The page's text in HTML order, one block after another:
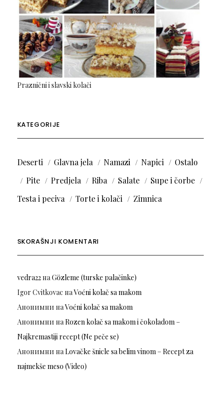
Praznični i slavski kolači
KATEGORIJE
Deserti Glavna jela Namazi Napici
Ostalo
Pite
Predjela Riba Salate
Supe i čorbe
Testa i peciva
Torte i kolači Zimnica
SKORAŠNJI KOMENTARI
vedra22наGözleme (turske palačinke)
Igor Cvitkovac наVoćni kolač sa makom
Анонимни наVoćni kolač sa makom
Анонимни наRozen kolač sa makom i čokoladom –
Najkremastiji recept (Ne peče se)
Анонимни наLovačke šnicle sa belim vinom – Recept za
najmekše meso (Video)